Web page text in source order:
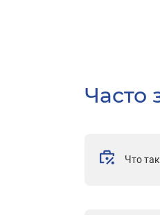
Часто
Что